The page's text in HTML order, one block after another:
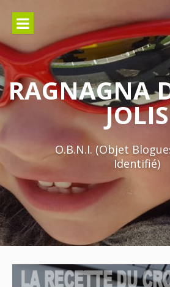
contenu
RAGNAGNA
JOLIS
O.B.N.I. (Objet
Identifié)